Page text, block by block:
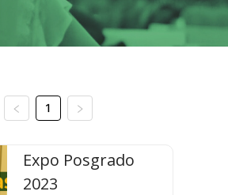
1
Expo Posgrado
2023